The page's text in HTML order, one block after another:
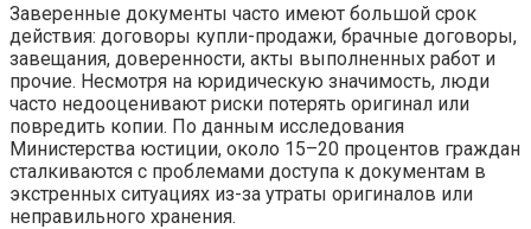
Заверенные документы часто имеют большой срок
действия: договоры купли-продажи, брачные договоры,
завещания, доверенности, акты выполненных работ и
прочие. Несмотря на юридическую значимость, люди
часто недооценивают риски потерять оригинал или
повредить копии. По данным исследования
Министерства юстиции, около 15–20 процентов граждан
сталкиваются с проблемами доступа к документам в
экстренных ситуациях из-за утраты оригиналов или
неправильного хранения.